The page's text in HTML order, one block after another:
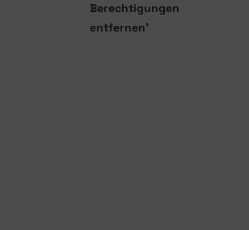
Berechtigungen
entfernen'